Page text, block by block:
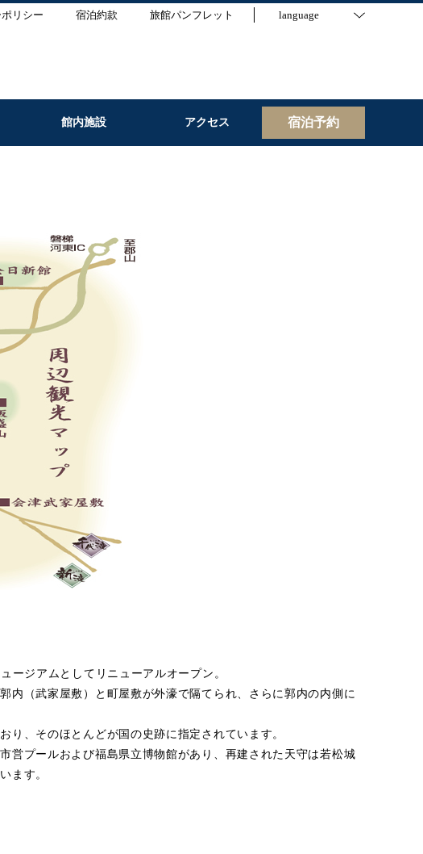
リシー 宿泊約款 旅館パンフレット language
館内施設 アクセス 宿泊予約
ージアムとしてリニューアルオープン。
内（武家屋敷）と町屋敷が外濠で隔てられ、さらに郭内の内側に
り、そのほとんどが国の史跡に指定されています。
営プールおよび福島県立博物館があり、再建された天守は若松城
ます。